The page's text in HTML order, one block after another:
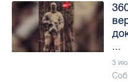
...
3